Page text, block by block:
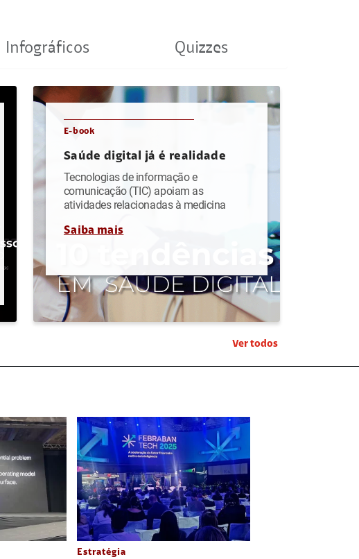
Infográficos Quizzes
E-book
Saúde digital já é realidade
Tecnologias de informação e
comunicação (TIC) apoiam as
atividades relacionadas à medicina
Saiba mais
Ver todos
Estratégia